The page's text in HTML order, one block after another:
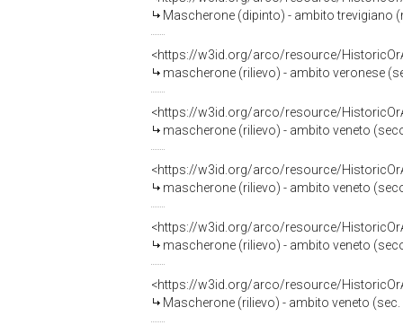
Mascherone (dipinto) - ambito trevigiano
<https://w3id.org/arco/resource/
mascherone (rilievo) - ambito veronese
<https://w3id.org/arco/resource/
mascherone (rilievo) - ambito veneto
<https://w3id.org/arco/resource/
mascherone (rilievo) - ambito veneto
<https://w3id.org/arco/resource/
mascherone (rilievo) - ambito veneto
<https://w3id.org/arco/resource/
Mascherone (rilievo) - ambito veneto (sec.